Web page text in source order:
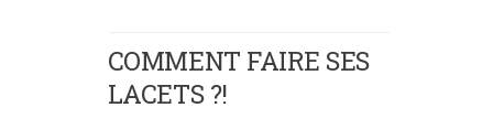
COMMENT FAIRE SES
LACETS ?!